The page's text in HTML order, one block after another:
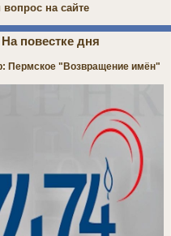
вопрос на сайте
На повестке дня
Пермское "Возвращение имён"